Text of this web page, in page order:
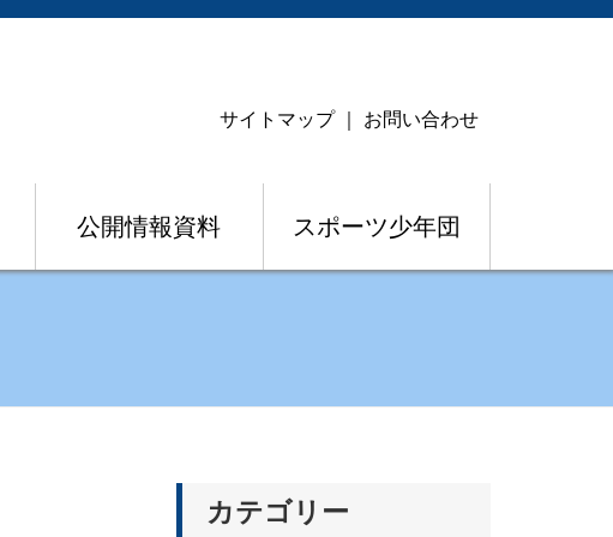
サイトマップ ｜ お問い合わせ
公開情報資料 スポーツ少年団
カテゴリー